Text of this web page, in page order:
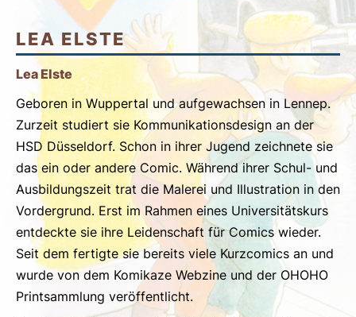
LEA ELSTE
Lea Elste
Geboren in Wuppertal und aufgewachsen in Lennep.
Zurzeit studiert sie Kommunikationsdesign an der
HSD Düsseldorf. Schon in ihrer Jugend zeichnete sie
das ein oder andere Comic. Während ihrer Schul- und
Ausbildungszeit trat die Malerei und Illustration in den
Vordergrund. Erst im Rahmen eines Universitätskurs
entdeckte sie ihre Leidenschaft für Comics wieder.
Seit dem fertigte sie bereits viele Kurzcomics an und
wurde von dem Komikaze Webzine und der OHOHO
Printsammlung veröffentlicht.